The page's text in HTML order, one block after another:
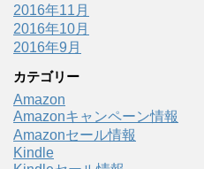
2016年11月
2016年10月
2016年9月
カテゴリー
Amazon
Amazonキャンペーン情報
Amazonセール情報
Kindle